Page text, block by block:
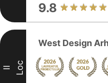
9.8
II Loc
West Design